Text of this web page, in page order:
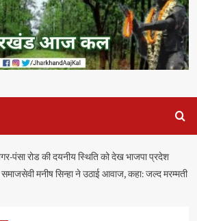
पंसा रोड की दयनीय स्थिति को देख भाजपा प्रदेश
मनीष सिन्हा ने उठाई आवाज, कहा: जल्द मरम्मती